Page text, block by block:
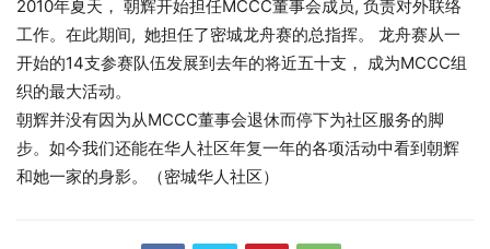
2010年夏天， 朝辉开始担任MCCC董事会成员, 负责对外联络
工作。在此期间, 她担任了密城龙舟赛的总指挥。 龙舟赛从一
开始的14支参赛队伍发展到去年的将近五十支， 成为MCCC组
织的最大活动。
朝辉并没有因为从MCCC董事会退休而停下为社区服务的脚
步。如今我们还能在华人社区年复一年的各项活动中看到朝辉
和她一家的身影。（密城华人社区）